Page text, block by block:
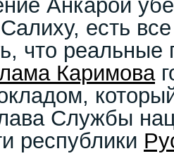
Анкарой
есть
что реальные
Каримова
Службы
республики